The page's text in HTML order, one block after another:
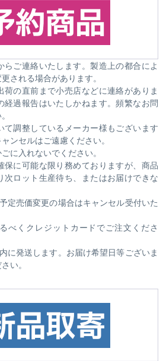
ご連絡いたします。製造上の都合によ
される場合があります。
の直前まで小売店などに連絡がありま
経過報告はいたしかねます。頻繁なお問
て調整しているメーカー様もございます
ンセルはご遠慮ください。
に入れないでください。
保に可能な限り務めておりますが、商品
次ロット生産待ち、またはお届けできな
定売価変更の場合はキャンセル受付いた
べくクレジットカードでご注文くださ
に発送します。お届け希望日等ございま
い。